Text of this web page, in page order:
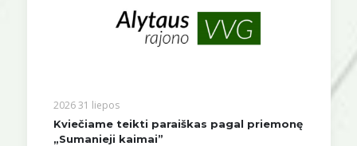
2026 31 liepos
Kviečiame teikti paraiškas pagal priemonę
„Sumanieji kaimai”